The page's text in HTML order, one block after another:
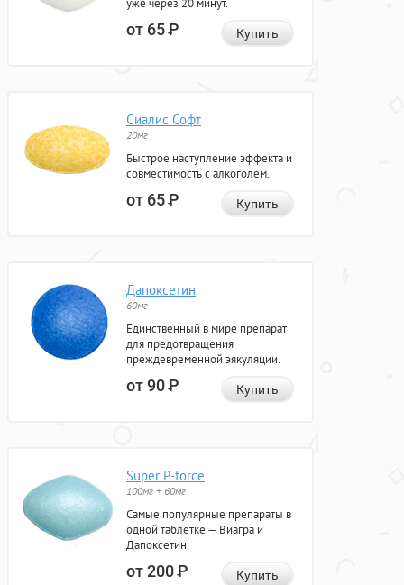
уже через 20 минут.
от 65Р Купить
Сиалис Софт
20мг
Быстрое наступление эффекта и
совместимость с алкоголем.
от 65Р Купить
Дапоксетин
60мг
Единственный в мире препарат
для предотвращения
преждевременной эякуляции.
от 90Р Купить
Super P-force
100мг + 60мг
Самые популярные препараты в
одной таблетке — Виагра и
Дапоксетин.
от 200Р Купить